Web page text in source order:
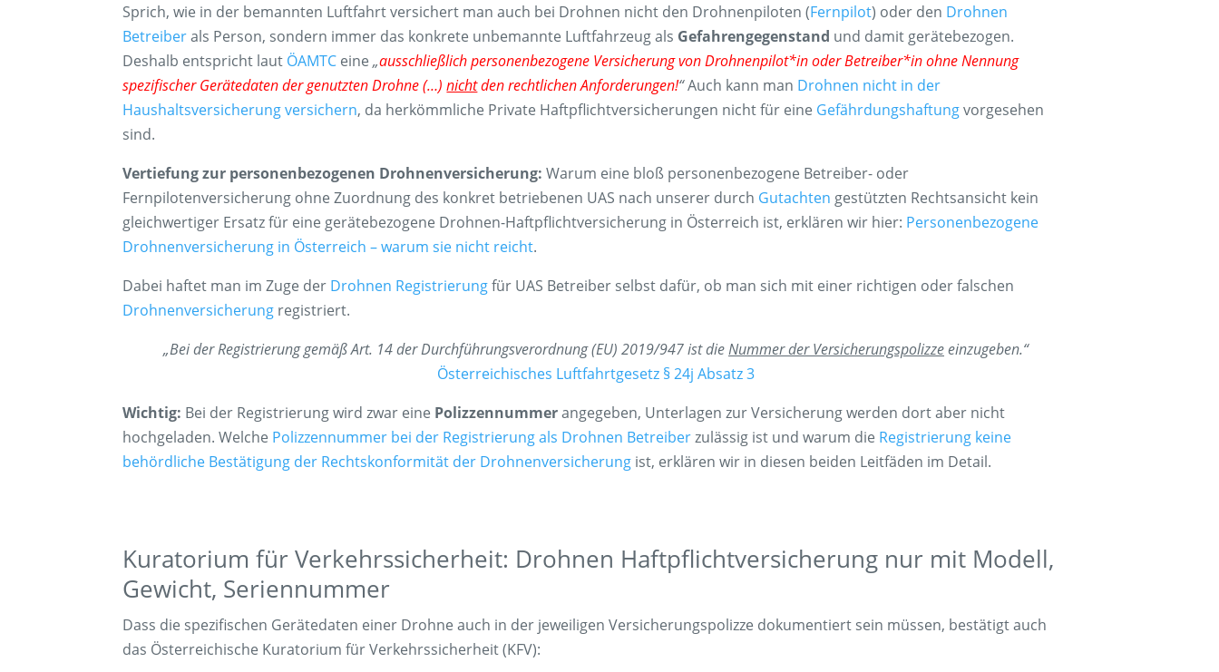
Sprich, wie in der bemannten Luftfahrt versichert man auch bei Drohnen nicht den Drohnenpiloten (Fernpilot) oder den Drohnen
Betreiberals Person, sondern immer das konkrete unbemannte Luftfahrzeug als Gefahrengegenstand und damit gerätebezogen.
Deshalb entspricht laut ÖAMTC eine„ausschließlich personenbezogene Versicherung von Drohnenpilot*in oder Betreiber*in ohne Nennung
spezifischer Gerätedaten der genutzten Drohne (…)nichtden rechtlichen Anforderungen!“Auch kann man Drohnen nicht in der
Haushaltsversicherung versichern, da herkömmliche Private Haftpflichtversicherungen nicht für eine Gefährdungshaftungvorgesehen
sind.
Vertiefung zur personenbezogenen Drohnenversicherung: Warum eine bloß personenbezogene Betreiber- oder
Fernpilotenversicherung ohne Zuordnung des konkret betriebenen UAS nach unserer durch Gutachten gestützten Rechtsansicht kein
gleichwertiger Ersatz für eine gerätebezogene Drohnen-Haftpflichtversicherung in Österreich ist, erklären wir hier: Personenbezogene
Drohnenversicherung in Österreich – warum sie nicht reicht.
Dabei haftet man im Zuge der Drohnen Registrierungfür UAS Betreiber selbst dafür, ob man sich mit einer richtigen oder falschen
Drohnenversicherung registriert.
„Bei der Registrierung gemäß Art. 14 der Durchführungsverordnung (EU) 2019/947 ist dieNummer der Versicherungspolizzeeinzugeben.“
Österreichisches Luftfahrtgesetz § 24j Absatz 3
Wichtig: Bei der Registrierung wird zwar eine Polizzennummerangegeben, Unterlagen zur Versicherung werden dort aber nicht
hochgeladen. Welche Polizzennummer bei der Registrierung als Drohnen Betreiberzulässig ist und warum die Registrierung keine
behördliche Bestätigung der Rechtskonformität der Drohnenversicherung ist, erklären wir in diesen beiden Leitfäden im Detail.
Kuratorium für Verkehrssicherheit: Drohnen Haftpflichtversicherung nur mit Modell,
Gewicht, Seriennummer
Dass die spezifischen Gerätedaten einer Drohne auch in der jeweiligen Versicherungspolizze dokumentiert sein müssen, bestätigt auch
das Österreichische Kuratorium für Verkehrssicherheit (KFV):